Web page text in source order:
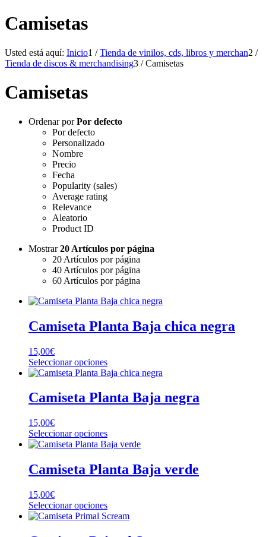
Camisetas
Usted está aquí: Inicio1 / Tienda de vinilos, cds, libros y merchan2 /
Tienda de discos & merchandising3 / Camisetas
Camisetas
Ordenar porPor defecto
Por defecto
Personalizado
Nombre
Precio
Fecha
Popularity (sales)
Average rating
Relevance
Aleatorio
Product ID
Mostrar20 Artículos por página
20 Artículos por página
40 Artículos por página
60 Artículos por página
Camiseta Planta Baja chica negra
15,00€
Seleccionar opcionesEste
producto
múltiples
variantes.
se
pueden
en
la
producto
Camiseta Planta Baja negra
15,00€
Seleccionar opcionesEste
producto
múltiples
variantes.
se
pueden
Camiseta Planta Baja verde
15,00€
Seleccionar opcionesEste
producto